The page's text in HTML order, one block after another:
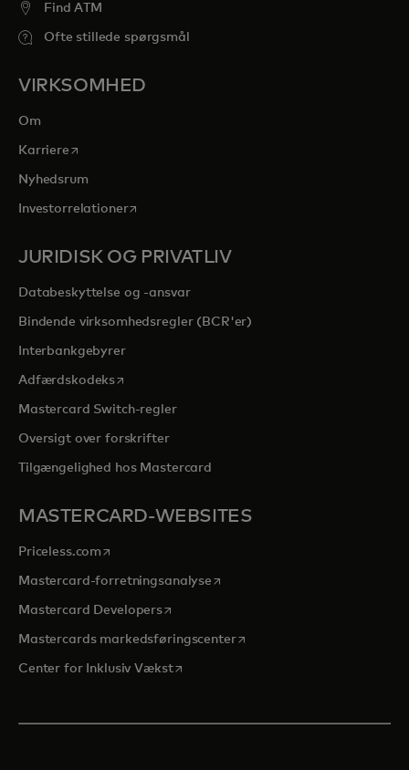
Find ATM
Ofte stillede spørgsmål
VIRKSOMHED
Om
Karriereopens in a new tab
Nyhedsrum
Investorrelationeropens in a new tab
JURIDISK OG PRIVATLIV
Databeskyttelse og -ansvar
Bindende virksomhedsregler (BCR'er)
Interbankgebyrer
Adfærdskodeksopens in a new tab
Mastercard Switch-regler
Oversigt over forskrifter
Tilgængelighed hos Mastercard
MASTERCARD-WEBSITES
Priceless.com opens in a new tab
Mastercard-forretningsanalyseopens in a new tab
Mastercard Developersopens in a new tab
Mastercards markedsføringscenteropens in a new tab
Center for Inklusiv Vækstopens in a new tab